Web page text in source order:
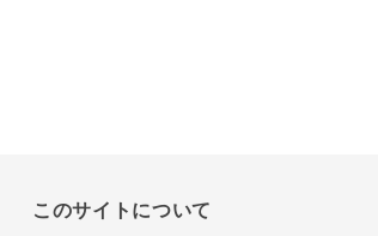
このサイトについて